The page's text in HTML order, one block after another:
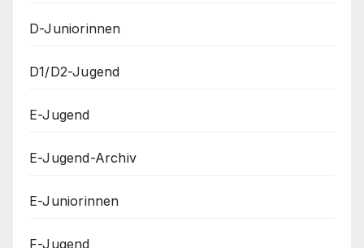
D-Juniorinnen
D1/D2-Jugend
E-Jugend
E-Jugend-Archiv
E-Juniorinnen
F-Jugend